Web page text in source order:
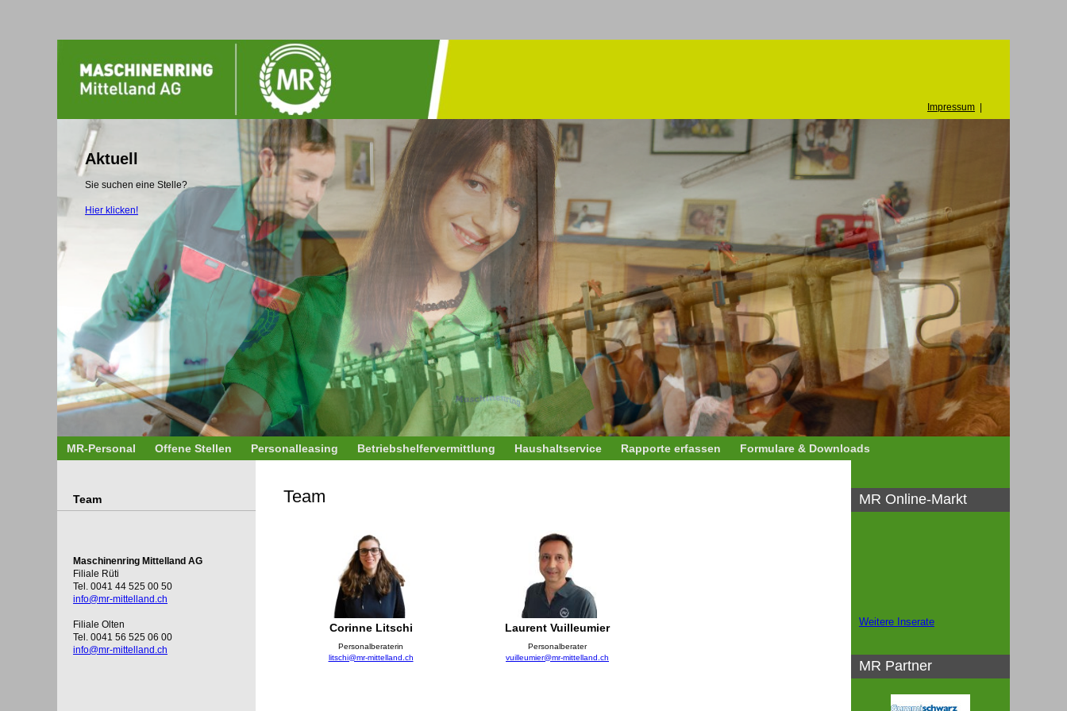
Impressum
Aktuell
Sie suchen eine Stelle?
Hier klicken!
MR-Personal Offene Stellen Personalleasing Betriebshelfervermittlung Haushaltservice Rapporte erfassen Formulare & Downloads
Team
Maschinenring Mittelland AG
Filiale Rüti
Tel. 0041 44 525 00 50
info@mr-mittelland.ch
Filiale Olten
Tel. 0041 56 525 06 00
info@mr-mittelland.ch
Team
Corinne Litschi
Personalberaterin
litschi@mr-mittelland.ch
Laurent Vuilleumier
Personalberater
vuilleumier@mr-mittelland.ch
MR Online-Markt
Weitere Inserate
MR Partner